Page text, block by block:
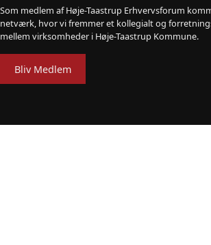
Som medlem af Høje-Taastrup Erhvervsforum
netværk, hvor vi fremmer et kollegialt og
mellem virksomheder i Høje-Taastrup Kommune.
Bliv Medlem